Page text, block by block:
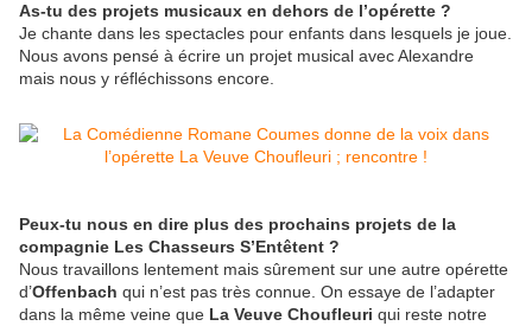
As-tu des projets musicaux en dehors de l’opérette ?
Je chante dans les spectacles pour enfants dans lesquels je joue.
Nous avons pensé à écrire un projet musical avec Alexandre
mais nous y réfléchissons encore.
Peux-tu nous en dire plus des prochains projets de la
compagnie Les Chasseurs S’Entêtent ?
Nous travaillons lentement mais sûrement sur une autre opérette
d’Offenbach qui n’est pas très connue. On essaye de l’adapter
dans la même veine que La Veuve Choufleuri qui reste notre